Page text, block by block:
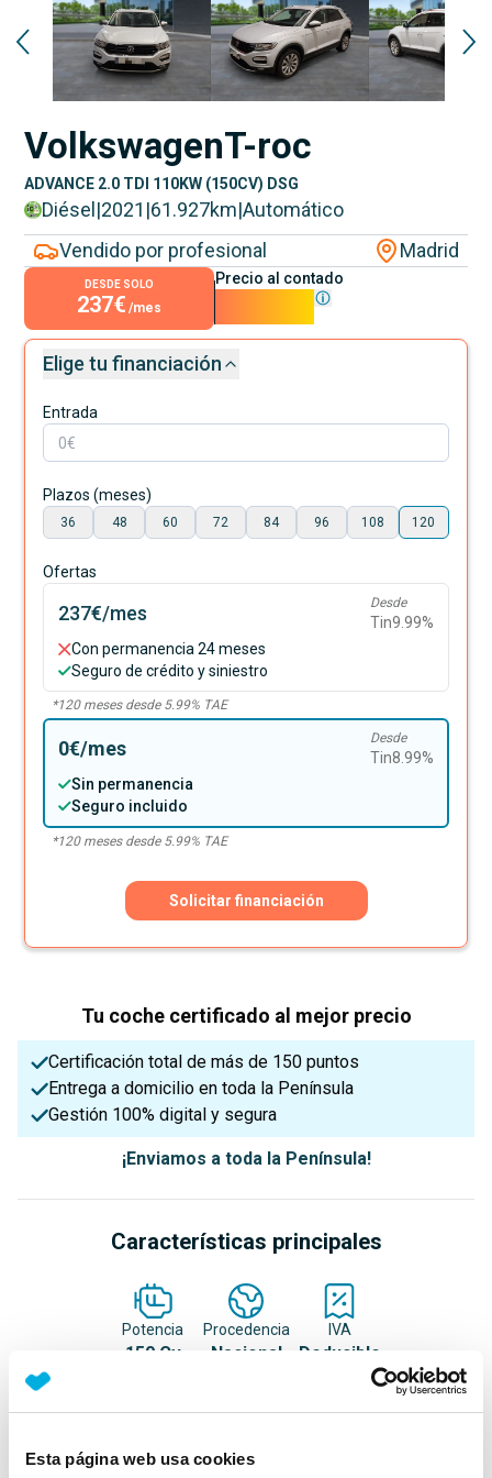
Esta página web usa cookies
VolkswagenT-roc
ADVANCE 2.0 TDI 110KW (150CV) DSG
Diésel |2021 |61.927km|Automático
Vendido por profesional
Madrid
DESDE SOLO
237€ /mes
Precio al contado
Elige tu financiación
Entrada
Plazos (meses)
36 48 60 72 84 96 108 120
Ofertas
237€/mes Desde
Tin9.99%
Con permanencia 24 meses
Seguro de crédito y siniestro
*120meses desde 5.99% TAE
0€/mes Desde
Tin8.99%
Sin permanencia
Seguro incluido
*120meses desde 5.99% TAE
Solicitar financiación
Tu coche certificado al mejor precio
Certificación total de más de 150 puntos
Entrega a domicilio en toda la Península
Gestión 100% digital y segura
¡Enviamos a toda la Península!
Características principales
Potencia
150 Cv
Procedencia
Nacional
IVA
Deducible
5 14/12/2021